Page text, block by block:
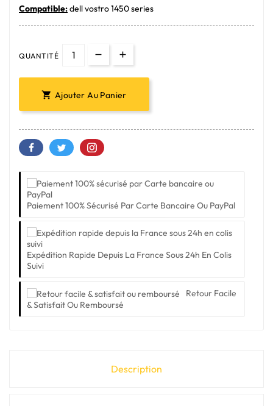
Compatible:dell vostro 1450 series
QUANTITÉ
 Ajouter Au Panier
Paiement 100% Sécurisé Par Carte Bancaire Ou PayPal
Expédition Rapide Depuis La France Sous 24h En Colis
Suivi
Retour Facile
& Satisfait Ou Remboursé
Description